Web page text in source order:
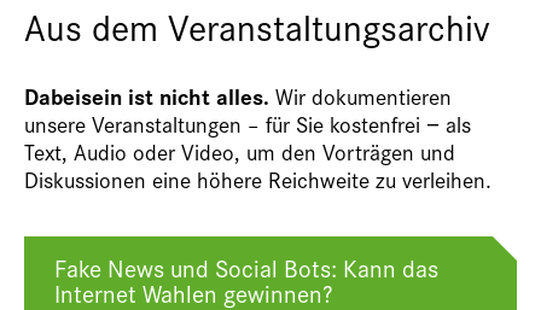
Aus dem Veranstaltungsarchiv
Dabeisein ist nicht alles. Wir dokumentieren
unsere Veranstaltungen – für Sie kostenfrei − als
Text, Audio oder Video, um den Vorträgen und
Diskussionen eine höhere Reichweite zu verleihen.
Fake News und Social Bots: Kann das
Internet Wahlen gewinnen?